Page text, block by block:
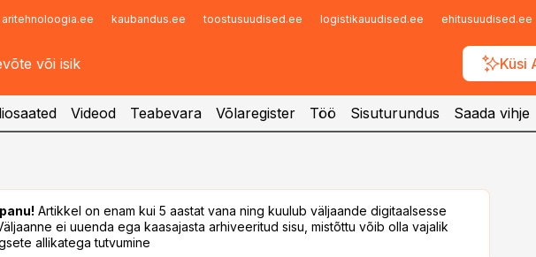
aritehnoloogia.ee kaubandus.ee toostusuudised.ee logistikauudised.ee ehitusuudised.ee
Küsi
Infopank
Videod Teabevara Võlaregister Töö Sisuturundus Saada vihje
Artikkel on enam kui 5 aastat vana ning kuulub väljaande digitaalsesse
ei uuenda ega kaasajasta arhiveeritud sisu, mistõttu võib olla vajalik
allikatega tutvumine